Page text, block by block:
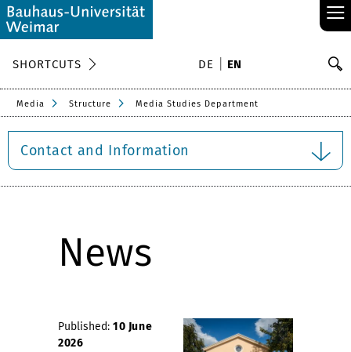
≡
SHORTCUTS DE EN
Media Structure Media Studies Department
Contact and Information
News
Published: 10 June
2026